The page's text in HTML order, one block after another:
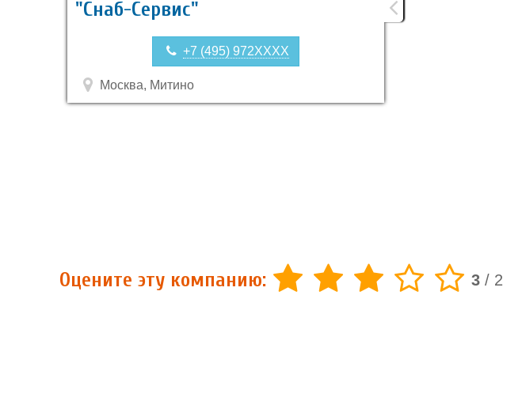
"Снаб-Сервис"
+7 (495) 972XXXX
Москва, Митино
Оцените эту компанию: 3 / 2